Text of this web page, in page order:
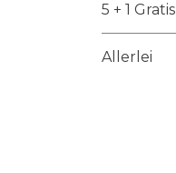
5 + 1 Gratis
Allerlei